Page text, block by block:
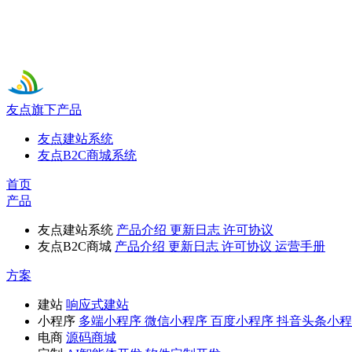
友点旗下产品
友点建站系统
友点B2C商城系统
首页
产品
友点建站系统 产品介绍 更新日志 许可协议
友点B2C商城 产品介绍 更新日志 许可协议 运营手册
方案
建站 响应式建站
小程序 多端小程序 微信小程序 百度小程序 抖音头条小
电商 源码商城